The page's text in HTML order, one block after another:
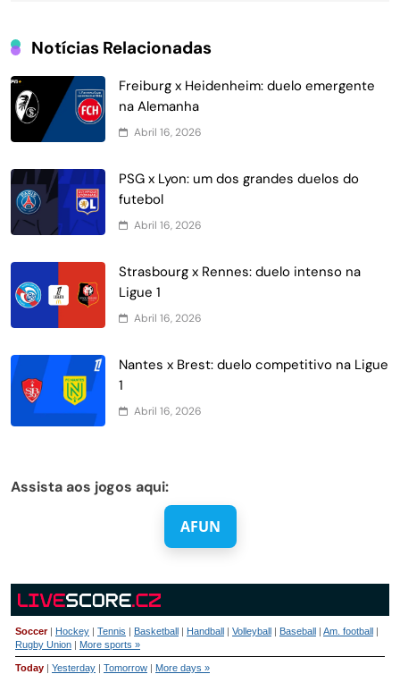
Notícias Relacionadas
Freiburg x Heidenheim: duelo emergente
na Alemanha
Abril 16, 2026
PSG x Lyon: um dos grandes duelos do
futebol
Abril 16, 2026
Strasbourg x Rennes: duelo intenso na
Ligue 1
Abril 16, 2026
Nantes x Brest: duelo competitivo na Ligue
1
Abril 16, 2026
Assista aos jogos aqui:
AFUN